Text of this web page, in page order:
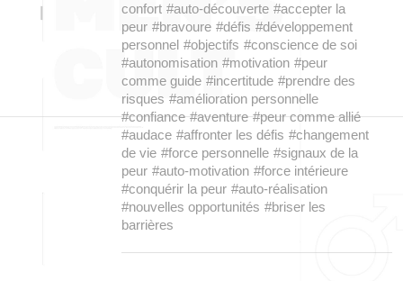
confort #auto-découverte #accepter la
peur #bravoure #défis #développement
personnel #objectifs #conscience de soi
#autonomisation #motivation #peur
comme guide #incertitude #prendre des
risques #amélioration personnelle
#confiance #aventure #peur comme allié
#audace #affronter les défis #changement
de vie #force personnelle #signaux de la
peur #auto-motivation #force intérieure
#conquérir la peur #auto-réalisation
#nouvelles opportunités #briser les
barrières